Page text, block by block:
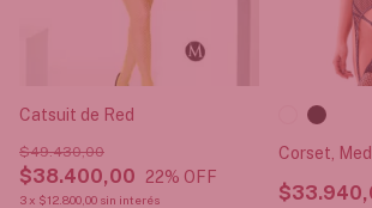
Catsuit de Red
$38.400,00
$49.430,00
22% OFF
3 x $12.800,00 sin interés
Corset,